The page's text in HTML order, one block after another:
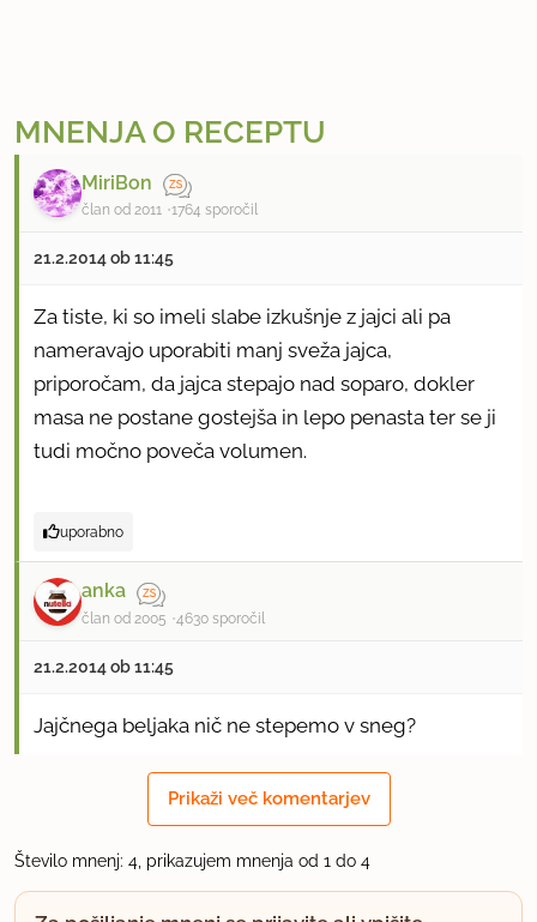
MNENJA O RECEPTU
MiriBon
član od 2011 1764 sporočil
21.2.2014 ob 11:45
Za tiste, ki so imeli slabe izkušnje z jajci ali pa
nameravajo uporabiti manj sveža jajca,
priporočam, da jajca stepajo nad soparo, dokler
masa ne postane gostejša in lepo penasta ter se ji
tudi močno poveča volumen.
uporabno
anka
član od 2005 4630 sporočil
21.2.2014 ob 11:45
Jajčnega beljaka nič ne stepemo v sneg?
Čokoladno maso kaj ohladimo, predno dodamo
uporabno
Prikaži več komentarjev
Število mnenj: 4, prikazujem mnenja od 1 do 4